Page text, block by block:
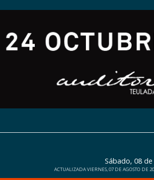
Sábado, 08
ACTUALIZADA VIERNES, 07 DE AGOSTO DE